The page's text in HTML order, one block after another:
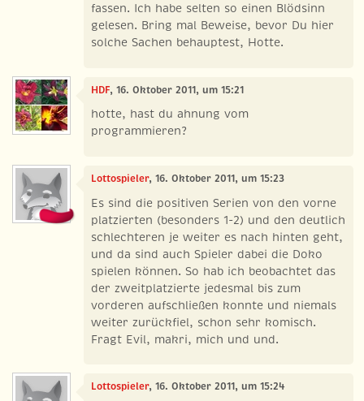
fassen. Ich habe selten so einen Blödsinn
gelesen. Bring mal Beweise, bevor Du hier
solche Sachen behauptest, Hotte.
HDF, 16. Oktober 2011, um 15:21
hotte, hast du ahnung vom
programmieren?
Lottospieler, 16. Oktober 2011, um 15:23
Es sind die positiven Serien von den vorne
platzierten (besonders 1-2) und den deutlich
schlechteren je weiter es nach hinten geht,
und da sind auch Spieler dabei die Doko
spielen können. So hab ich beobachtet das
der zweitplatzierte jedesmal bis zum
vorderen aufschließen konnte und niemals
weiter zurückfiel, schon sehr komisch.
Fragt Evil, makri, mich und und.
Lottospieler, 16. Oktober 2011, um 15:24